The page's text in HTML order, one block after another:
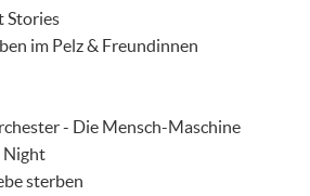
Stories
im Pelz & Freundinnen
- Die Mensch-Maschine
Night
sterben